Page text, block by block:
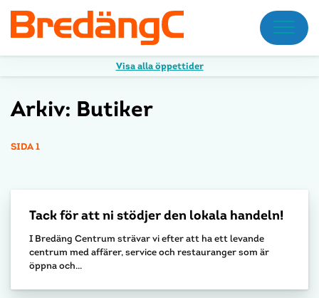
Meny
Visa alla öppettider
Arkiv: Butiker
SIDA 1
Tack för att ni stödjer den lokala handeln!
I Bredäng Centrum strävar vi efter att ha ett levande
centrum med affärer, service och restauranger som är
öppna och...